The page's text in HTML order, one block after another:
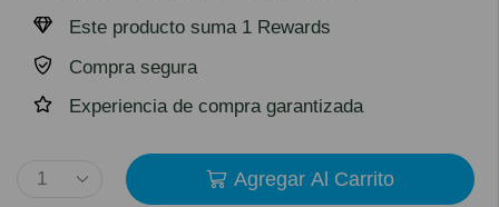
Este producto suma 1 Rewards
Compra segura
Experiencia de compra garantizada
Agregar Al Carrito